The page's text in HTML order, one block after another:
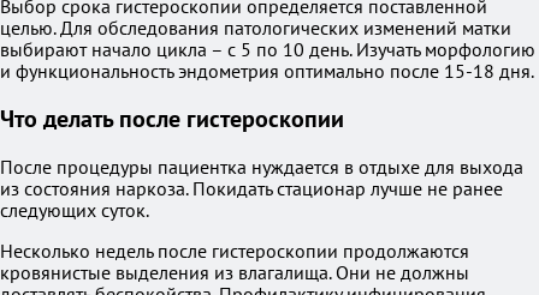
Выбор срока гистероскопии определяется поставленной
целью. Для обследования патологических изменений матки
выбирают начало цикла – с 5 по 10 день. Изучать морфологию
и функциональность эндометрия оптимально после 15-18 дня.
Что делать после гистероскопии
После процедуры пациентка нуждается в отдыхе для выхода
из состояния наркоза. Покидать стационар лучше не ранее
следующих суток.
Несколько недель после гистероскопии продолжаются
кровянистые выделения из влагалища. Они не должны